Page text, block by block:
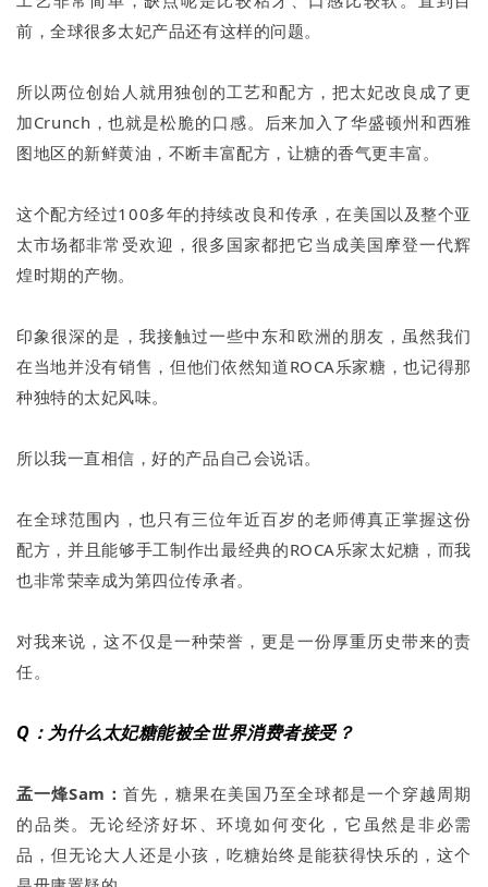
前，全球很多太妃产品还有这样的问题。
所以两位创始人就用独创的工艺和配方，把太妃改良成了更
加Crunch，也就是松脆的口感。后来加入了华盛顿州和西雅
图地区的新鲜黄油，不断丰富配方，让糖的香气更丰富。
这个配方经过100多年的持续改良和传承，在美国以及整个亚
太市场都非常受欢迎，很多国家都把它当成美国摩登一代辉
煌时期的产物。
印象很深的是，我接触过一些中东和欧洲的朋友，虽然我们
在当地并没有销售，但他们依然知道ROCA乐家糖，也记得那
种独特的太妃风味。
所以我一直相信，好的产品自己会说话。
在全球范围内，也只有三位年近百岁的老师傅真正掌握这份
配方，并且能够手工制作出最经典的ROCA乐家太妃糖，而我
也非常荣幸成为第四位传承者。
对我来说，这不仅是一种荣誉，更是一份厚重历史带来的责
任。
Q：为什么太妃糖能被全世界消费者接受？
孟一烽Sam：首先，糖果在美国乃至全球都是一个穿越周期
的品类。无论经济好坏、环境如何变化，它虽然是非必需
品，但无论大人还是小孩，吃糖始终是能获得快乐的，这个